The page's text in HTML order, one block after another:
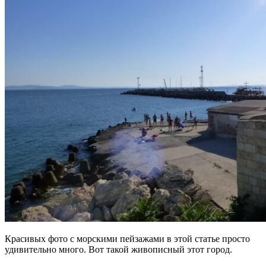
Красивых фото с морскими пейзажами в этой статье просто
удивительно много. Вот такой живописный этот город.